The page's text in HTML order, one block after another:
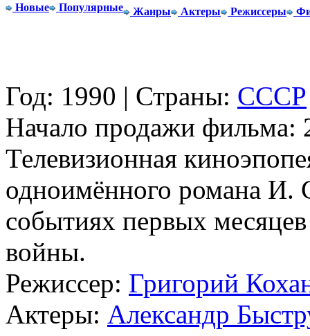
Новые Популярные Жанры Актеры Режиссеры
Год: 1990 | Страны: СССР
Начало продажи фильма:
Телевизионная
одноимённого романа И.
событиях первых
войны.
Режиссер: Григорий
Актеры: Александр